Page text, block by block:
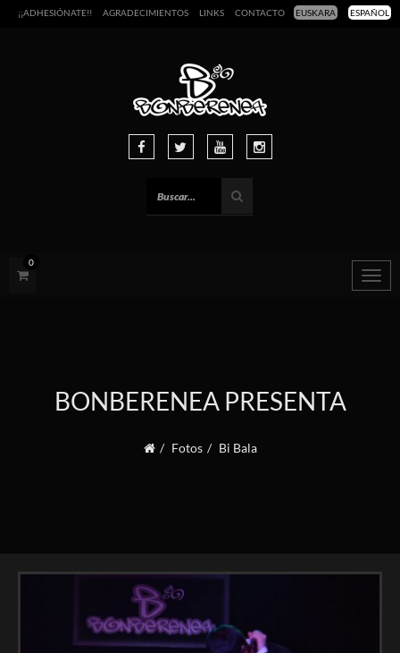
EUSKARA ESPAÑOL
¡¡ADHESIÓNATE!! AGRADECIMIENTOS LINKS CONTACTO
0
BONBERENEA PRESENTA
Fotos Bi Bala